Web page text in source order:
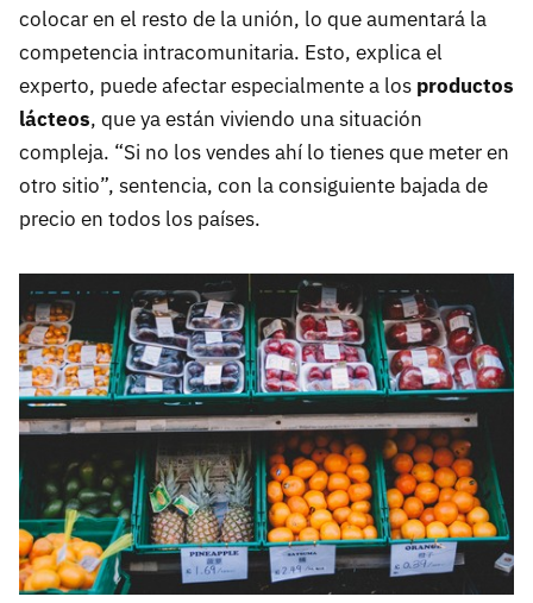
colocar en el resto de la unión, lo que aumentará la
competencia intracomunitaria. Esto, explica el
experto, puede afectar especialmente a los productos
lácteos, que ya están viviendo una situación
compleja. “Si no los vendes ahí lo tienes que meter en
otro sitio”, sentencia, con la consiguiente bajada de
precio en todos los países.